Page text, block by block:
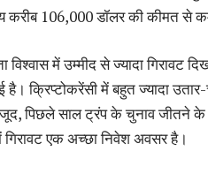
106,000 डॉलर की कीमत से
में उम्मीद से ज्यादा गिरावट
है। क्रिप्टोकरेंसी में बहुत ज्यादा
पिछले साल ट्रंप के चुनाव जीतने
एक अच्छा निवेश अवसर है।